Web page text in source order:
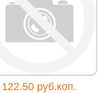
122.50 руб.коп.